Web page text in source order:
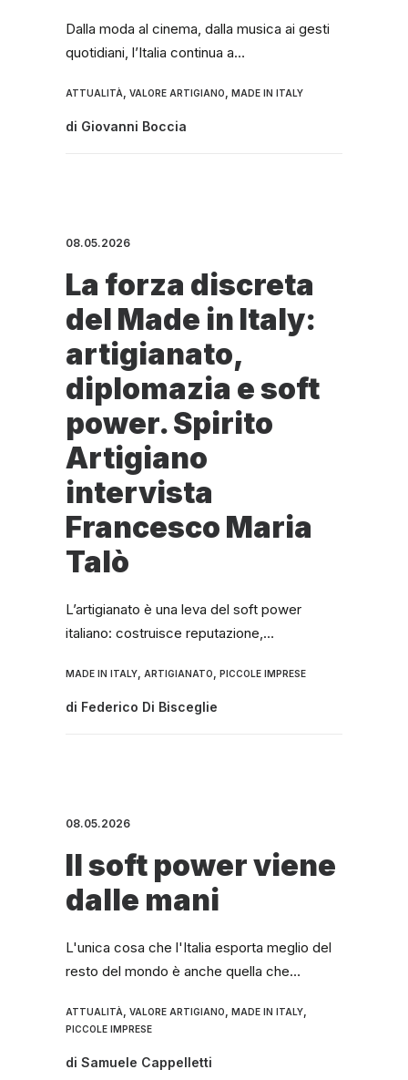
Dalla moda al cinema, dalla musica ai gesti
quotidiani, l’Italia continua a…
ATTUALITÀ, VALORE ARTIGIANO, MADE IN ITALY
di Giovanni Boccia
08.05.2026
La forza discreta
del Made in Italy:
artigianato,
diplomazia e soft
power. Spirito
Artigiano
intervista
Francesco Maria
Talò
L’artigianato è una leva del soft power
italiano: costruisce reputazione,…
MADE IN ITALY, ARTIGIANATO, PICCOLE IMPRESE
di Federico Di Bisceglie
08.05.2026
Il soft power viene
dalle mani
L'unica cosa che l'Italia esporta meglio del
resto del mondo è anche quella che…
ATTUALITÀ, VALORE ARTIGIANO, MADE IN ITALY,
PICCOLE IMPRESE
di Samuele Cappelletti